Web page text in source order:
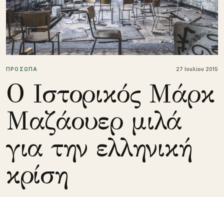
ΠΡΟΣΩΠΑ 27 Ιουλίου 2015
Ο Ιστορικός Μάρκ
Μαζάουερ μιλά
για την ελληνική
κρίση